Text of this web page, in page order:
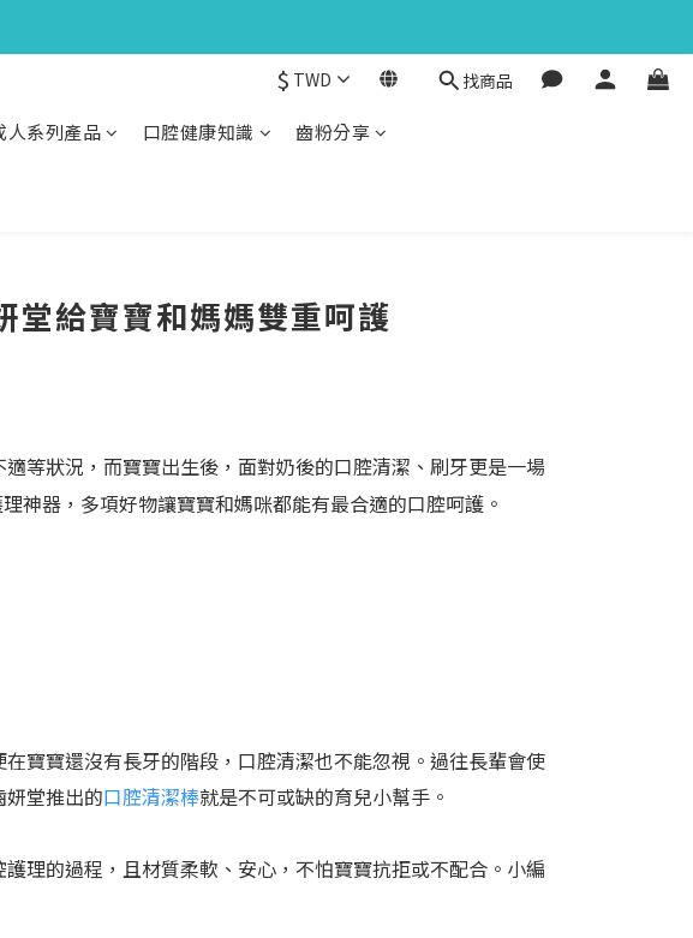
$ TWD 找商品
人系列產品 口腔健康知識
齒粉分享
堂給寶寶和媽媽雙重呵護
等狀況，而寶寶出生後，面對奶後的口腔清潔、刷牙更是一場
神器，多項好物讓寶寶和媽咪都能有最合適的口腔呵護。
寶寶還沒有長牙的階段，口腔清潔也不能忽視。過往長輩會使
堂推出的口腔清潔棒就是不可或缺的育兒小幫手。
理的過程，且材質柔軟、安心，不怕寶寶抗拒或不配合。小編